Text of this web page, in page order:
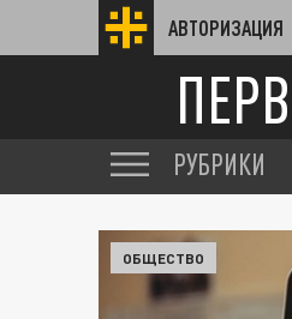
АВТОРИЗАЦИЯ
РУБРИКИ
ОБЩЕСТВО